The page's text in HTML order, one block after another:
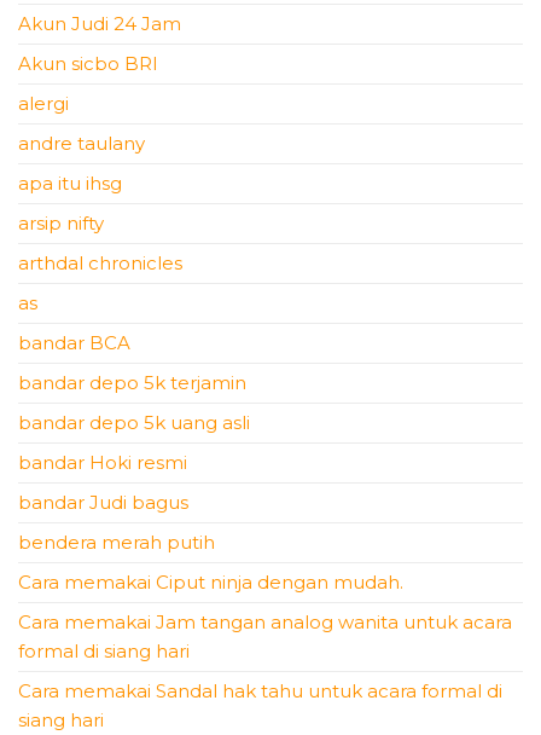
Akun Judi 24 Jam
Akun sicbo BRI
alergi
andre taulany
apa itu ihsg
arsip nifty
arthdal chronicles
as
bandar BCA
bandar depo 5k terjamin
bandar depo 5k uang asli
bandar Hoki resmi
bandar Judi bagus
bendera merah putih
Cara memakai Ciput ninja dengan mudah.
Cara memakai Jam tangan analog wanita untuk acara
formal di siang hari
Cara memakai Sandal hak tahu untuk acara formal di
siang hari